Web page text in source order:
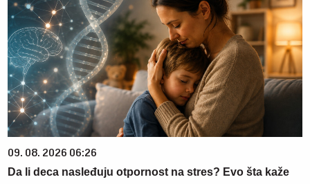
09. 08. 2026 06:26
Da li deca nasleđuju otpornost na stres? Evo šta kaže